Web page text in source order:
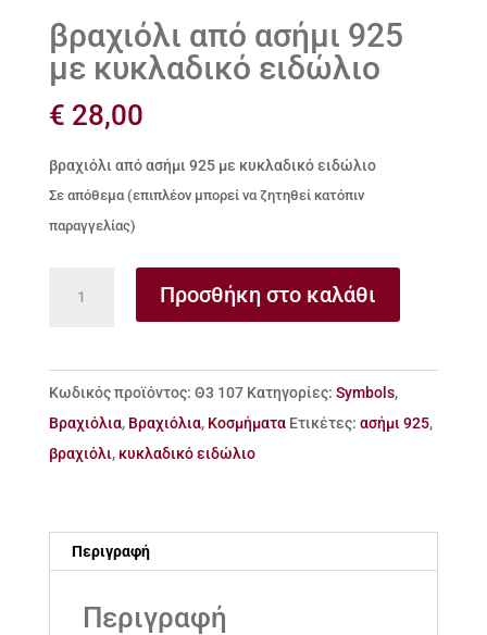
βραχιόλι από ασήμι 925
με κυκλαδικό ειδώλιο
€ 28,00
βραχιόλι από ασήμι 925 με κυκλαδικό ειδώλιο
Σε απόθεμα (επιπλέον μπορεί να ζητηθεί κατόπιν
παραγγελίας)
925
με
κυκλαδικό
ειδώλιο
Προσθήκη στο καλάθι
Κωδικός προϊόντος: Θ3 107 Κατηγορίες: Symbols,
Βραχιόλια, Βραχιόλια, Κοσμήματα Ετικέτες: ασήμι 925,
βραχιόλι, κυκλαδικό ειδώλιο
Περιγραφή
Περιγραφή